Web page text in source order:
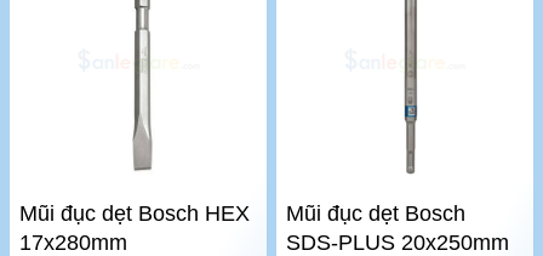
Mũi đục dẹt Bosch HEX
17x280mm
Mũi đục dẹt Bosch
SDS-PLUS 20x250mm